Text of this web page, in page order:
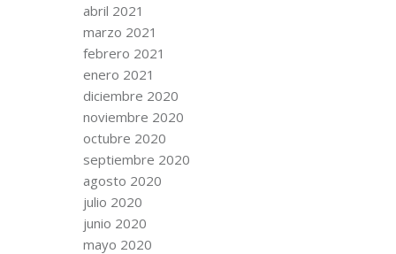
abril 2021
marzo 2021
febrero 2021
enero 2021
diciembre 2020
noviembre 2020
octubre 2020
septiembre 2020
agosto 2020
julio 2020
junio 2020
mayo 2020